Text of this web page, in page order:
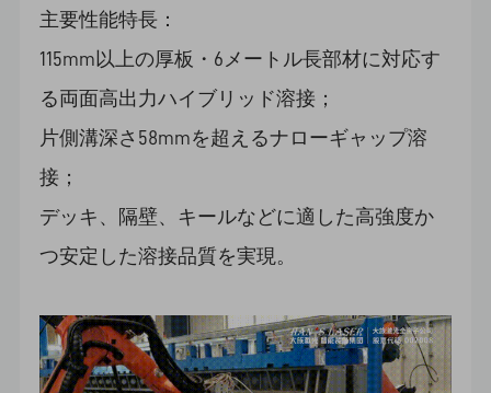
主要性能特長：
115mm以上の厚板・6メートル長部材に対応す
る両面高出力ハイブリッド溶接；
片側溝深さ58mmを超えるナローギャップ溶
接；
デッキ、隔壁、キールなどに適した高強度か
つ安定した溶接品質を実現。